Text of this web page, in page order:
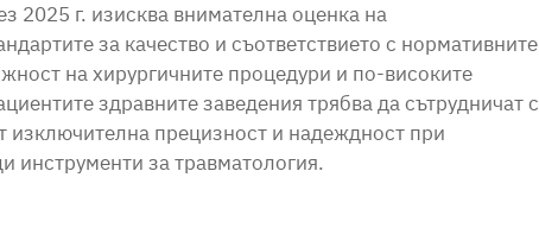
2025 г. изисква внимателна оценка на
за качество и съответствието с нормативните
на хирургичните процедури и по-високите
здравните заведения трябва да сътрудничат с
изключителна прецизност и надеждност при
инструменти за травматология.